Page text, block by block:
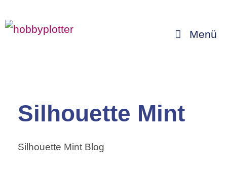
Inhalt
Menü
Silhouette Mint
Silhouette Mint Blog